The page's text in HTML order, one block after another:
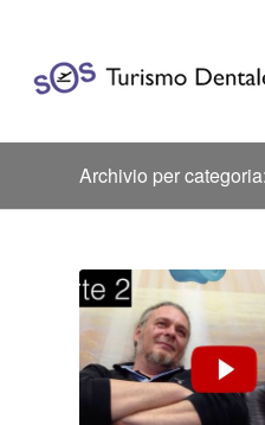
Archivio per